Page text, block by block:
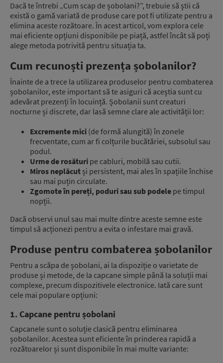
Dacă te întrebi „Cum scap de șobolani?”, trebuie să știi că
există o gamă variată de produse care pot fi utilizate pentru a
elimina aceste rozătoare. În acest articol, vom explora cele
mai eficiente opțiuni disponibile pe piață, astfel încât să poți
alege metoda potrivită pentru situația ta.
Cum recunoști prezența șobolanilor?
Înainte de a trece la utilizarea produselor pentru combaterea
șobolanilor, este important să te asiguri că aceștia sunt cu
adevărat prezenți în locuință. Șobolanii sunt creaturi
nocturne și discrete, dar lasă semne clare ale activității lor:
Excremente mici (de formă alungită) în zonele
frecventate, cum ar fi colțurile bucătăriei, subsolul sau
podul.
Urme de rosături pe cabluri, mobilă sau cutii.
Miros neplăcut și persistent, mai ales în spațiile închise
sau mai puțin circulate.
Zgomote în pereți, poduri sau sub podele pe timpul
nopții.
Dacă observi unul sau mai multe dintre aceste semne este
timpul să acționezi pentru a evita o infestare mai gravă.
Produse pentru combaterea șobolanilor
Pentru a scăpa de șobolani, ai la dispoziție o varietate de
produse și metode, de la capcane simple până la soluții mai
complexe, precum dispozitivele electronice. Iată care sunt
cele mai populare opțiuni:
1. Capcane pentru șobolani
Capcanele sunt o soluție clasică pentru eliminarea
șobolanilor. Acestea sunt eficiente în prinderea rapidă a
rozătoarelor și sunt disponibile în mai multe variante: